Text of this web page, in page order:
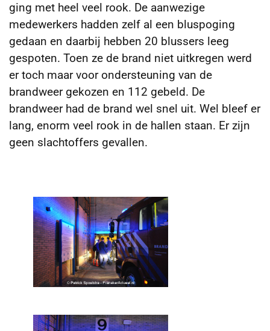
ging met heel veel rook. De aanwezige
medewerkers hadden zelf al een bluspoging
gedaan en daarbij hebben 20 blussers leeg
gespoten. Toen ze de brand niet uitkregen werd
er toch maar voor ondersteuning van de
brandweer gekozen en 112 gebeld. De
brandweer had de brand wel snel uit. Wel bleef er
lang, enorm veel rook in de hallen staan. Er zijn
geen slachtoffers gevallen.